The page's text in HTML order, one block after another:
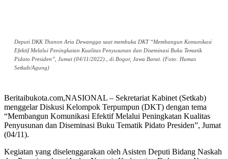
Deputi DKK Thanon Aria Dewangga saat membuka DKT “Membangun Komunikasi
Efektif Melalui Peningkatan Kualitas Penyusunan dan Diseminasi Buku Tematik
Pidato Presiden”, Jumat (04/11/2022)., di Bogor, Jawa Barat. (Foto: Humas
Setkab/Agung)
Beritaibukota.com,NASIONAL – Sekretariat Kabinet (Setkab)
menggelar Diskusi Kelompok Terpumpun (DKT) dengan tema
“Membangun Komunikasi Efektif Melalui Peningkatan Kualitas
Penyusunan dan Diseminasi Buku Tematik Pidato Presiden”, Jumat
(04/11).
Kegiatan yang diselenggarakan oleh Asisten Deputi Bidang Naskah